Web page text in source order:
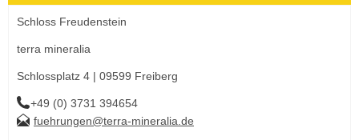
Schloss Freudenstein
terra mineralia
Schlossplatz 4 | 09599 Freiberg
+49 (0) 3731 394654
fuehrungen@terra-mineralia.de